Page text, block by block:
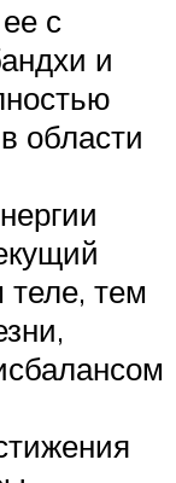
с
и
области
теле, тем